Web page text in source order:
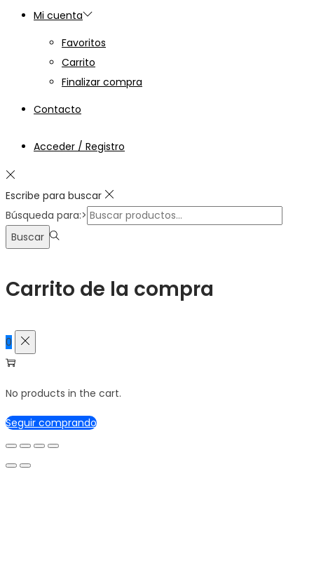
Mi cuenta
Favoritos
Carrito
Finalizar compra
Contacto
Acceder / Registro
Escribe para buscar
Búsqueda para:>
Buscar
Carrito de la compra
0
No products in the cart.
Seguir comprando